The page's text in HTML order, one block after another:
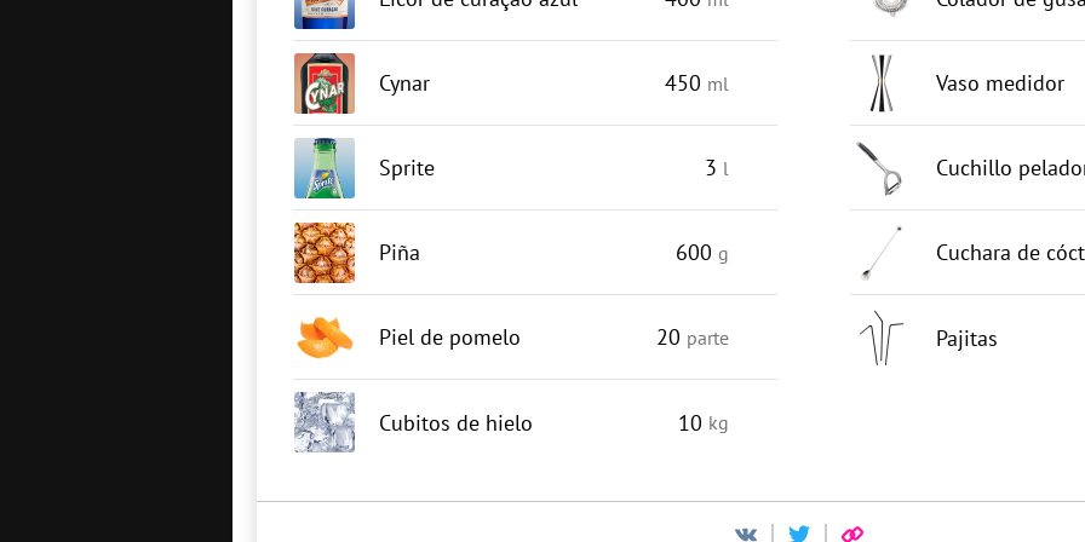
Cynar 450 ml
Sprite 3 l
Piña 600 g
Piel de pomelo 20 parte
Cubitos de hielo 10 kg
Vaso medidor
Cuchillo
Cuchara de
Pajitas